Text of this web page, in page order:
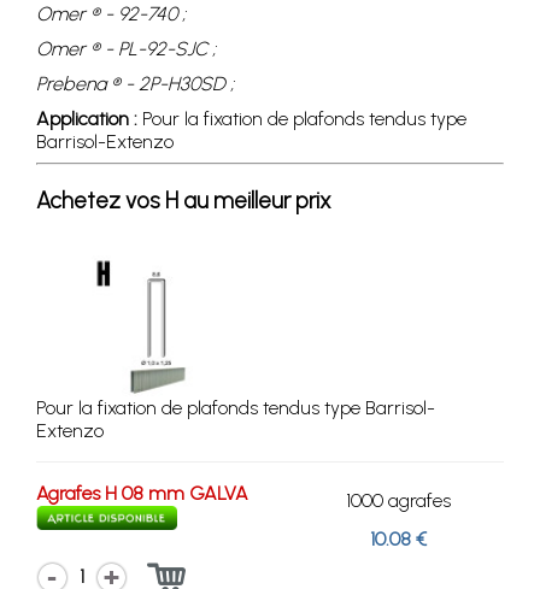
Omer ® - 92-740 ;
Omer ® - PL-92-SJC ;
Prebena ® - 2P-H30SD ;
Application : Pour la fixation de plafonds tendus type
Barrisol-Extenzo
Achetez vos H au meilleur prix
Pour la fixation de plafonds tendus type Barrisol-
Extenzo
Agrafes H 08 mm GALVA
1000 agrafes
10.08 €
1